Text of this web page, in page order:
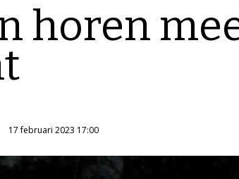
horen
17 februari 2023 17:00